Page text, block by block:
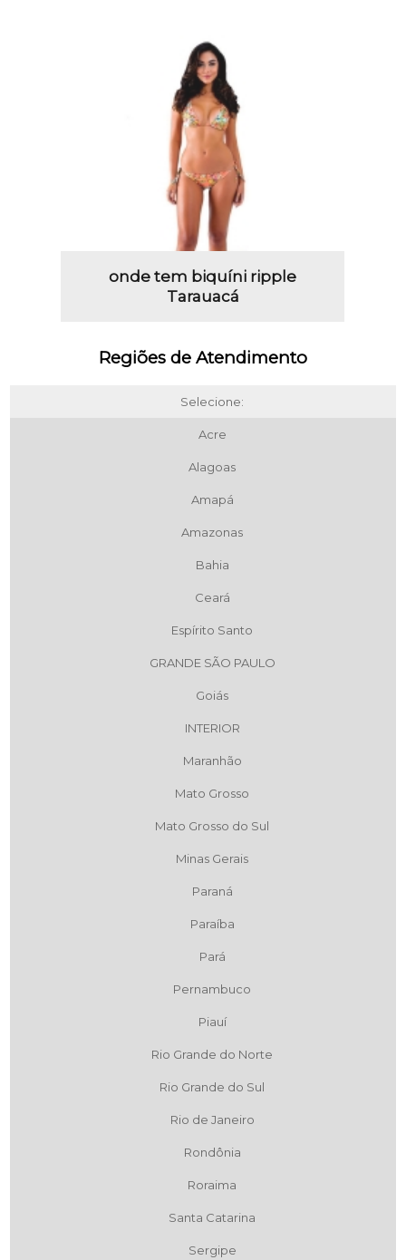
onde tem biquíni ripple
Tarauacá
Regiões de Atendimento
Selecione:
Acre
Alagoas
Amapá
Amazonas
Bahia
Ceará
Espírito Santo
GRANDE SÃO PAULO
Goiás
INTERIOR
Maranhão
Mato Grosso
Mato Grosso do Sul
Minas Gerais
Paraná
Paraíba
Pará
Pernambuco
Piauí
Rio Grande do Norte
Rio Grande do Sul
Rio de Janeiro
Rondônia
Roraima
Santa Catarina
Sergipe